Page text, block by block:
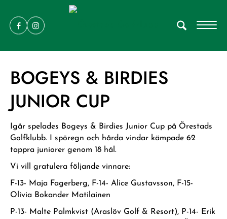
BOGEYS & BIRDIES
JUNIOR CUP
Igår spelades Bogeys & Birdies Junior Cup på Örestads
Golfklubb. I spöregn och hårda vindar kämpade 62
tappra juniorer genom 18 hål.
Vi vill gratulera följande vinnare:
F-13- Maja Fagerberg, F-14- Alice Gustavsson, F-15-
Olivia Bokander Matilainen
P-13- Malte Palmkvist (Araslöv Golf & Resort), P-14- Erik